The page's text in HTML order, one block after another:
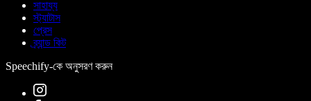
সাহায্য
স্ট্যাটাস
প্রেস
ব্র্যান্ড কিট
Speechify-কে অনুসরণ করুন